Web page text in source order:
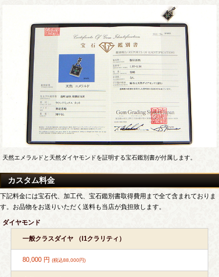
天然エメラルドと天然ダイヤモンドを証明する宝石鑑別書が付属します。
カスタム料金
下記料金には宝石代、加工代、宝石鑑別書取得費用まで全て含まれておりま
す。お品物をお送りいただく送料も当店が負担致します。
ダイヤモンド
一般クラスダイヤ （I1クラリティ）
80,000 円(税込88,000円)